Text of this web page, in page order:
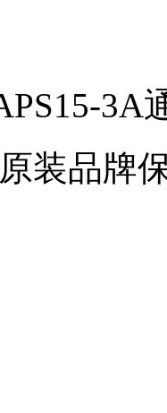
3A
原装品牌